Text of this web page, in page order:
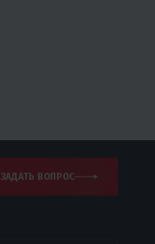
ЗАДАТЬ ВОПРОС